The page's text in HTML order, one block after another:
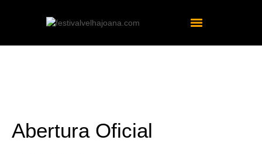
Abertura Oficial